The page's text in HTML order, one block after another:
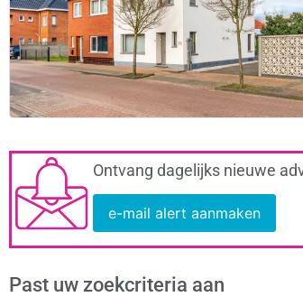
Ontvang dagelijks nieuwe
e-mail alert aanmaken
Past uw zoekcriteria aan